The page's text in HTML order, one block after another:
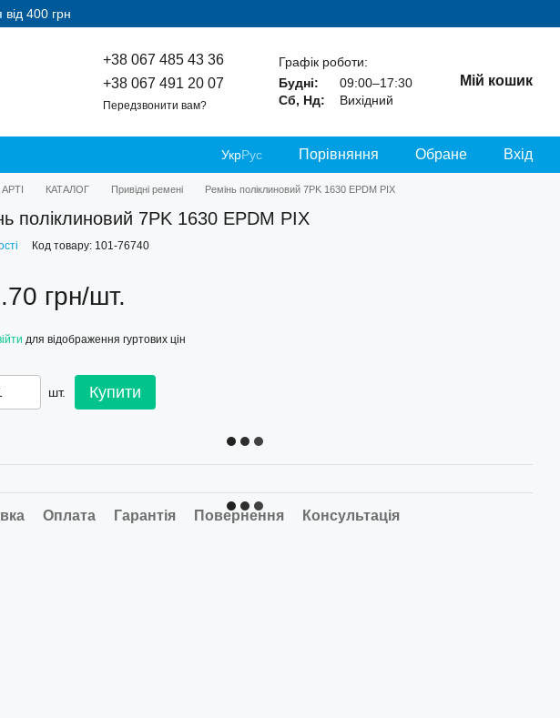
400 грн
+38 067 485 43 36
+38 067 491 20 07
Передзвонити вам?
Графік роботи:
Будні:
09:00–17:30
Сб, Нд:
Вихідний
Мій кошик
УкрРус Порівняння Обране Вхід
АРТІ КАТАЛОГ Привідні ремені Ремінь поліклиновий 7PK 1630 EPDM PIX
поліклиновий 7PK 1630 EPDM PIX
Код товару: 101-76740
грн/шт.
для відображення гуртових цін
шт. Купити
Оплата Гарантія Повернення Консультація